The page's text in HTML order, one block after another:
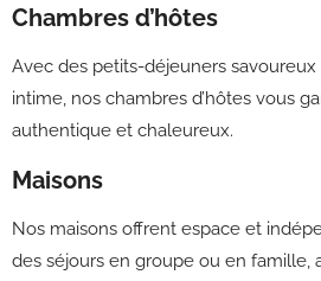
Chambres d’hôtes
Avec des petits-déjeuners
intime, nos chambres d’hôtes vous
authentique et chaleureux.
Maisons
Nos maisons offrent espace et
des séjours en groupe ou en famille,